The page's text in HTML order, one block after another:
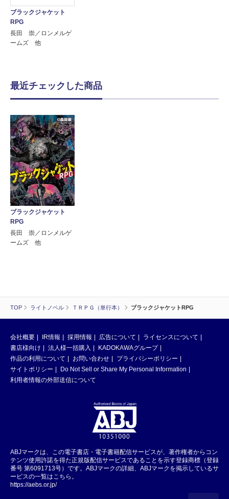
TOP ライトノベル ＴＲＰＧ（単行本） ブラックジャケットRPG
ブラックジャケット
RPG
長田 崇／ロンメルゲ
ームズ 他
最近チェックした商品
ブラックジャケット
RPG
長田 崇／ロンメルゲ
ームズ 他
会社概要 IR情報 採用情報 広告について
ライセンスについて
書店様向け
法人様一括購入
KADOKAWAグループ
作品の利用について
お問い合わせ
プライバシーポリシー
サイトポリシー
Do Not Sell or Share My Personal Information
利用者情報の外部送信について
ABJマークは、この電子書店・電子書籍配信サービスが、著作権者からコン
テンツ使用許諾を得た正規版配信サービスであることを示す登録商標（登録
番号 第6091713号）です。ABJマークの詳細、ABJマークを掲示しているサ
ービスの一覧はこちら。
https://aebs.or.jp/